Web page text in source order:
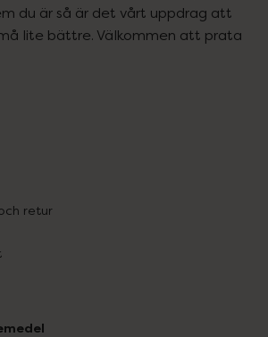
du är så är det vårt uppdrag att
lite bättre. Välkommen att prata
retur